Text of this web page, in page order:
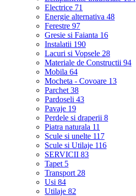
Electrice 71
Energie alternativa 48
Ferestre 97
Gresie si Faianta 16
Instalatii 190
Lacuri si Vopsele 28
Materiale de Constructii 94
Mobila 64
Mocheta - Covoare 13
Parchet 38
Pardoseli 43
Pavaje 19
Perdele si draperii 8
Piatra naturala 11
Scule si unelte 117
Scule si Utilaje 116
SERVICII 83
Tapet 5
Transport 28
Usi 84
Utilaje 82